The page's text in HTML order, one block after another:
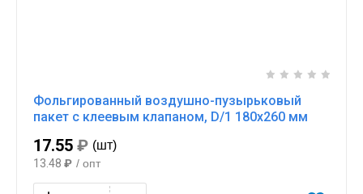
Фольгированный воздушно-пузырьковый
пакет с клеевым клапаном, D/1 180х260 мм
17.55 ₽ (шт)
13.48 ₽ / опт